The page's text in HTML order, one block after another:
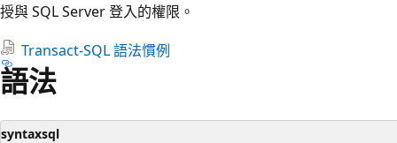
授與 SQL Server 登入的權限。
Transact-SQL 語法慣例
語法
syntaxsql